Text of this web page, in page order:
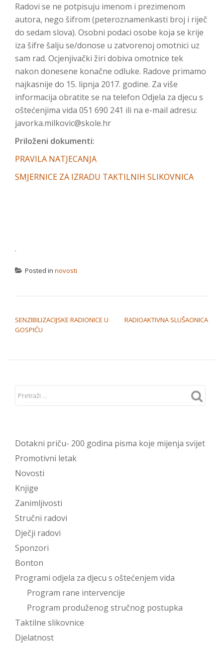
Radovi se ne potpisuju imenom i prezimenom
autora, nego šifrom (peteroznamenkasti broj i riječ
do sedam slova). Osobni podaci osobe koja se krije
iza šifre šalju se/donose u zatvorenoj omotnici uz
sam rad. Ocjenjivački žiri dobiva omotnice tek
nakon donesene konačne odluke. Radove primamo
najkasnije do 15. lipnja 2017. godine. Za više
informacija obratite se na telefon Odjela za djecu s
oštećenjima vida 051 690 241 ili na e-mail adresu:
javorka.milkovic@skole.hr
Priloženi dokumenti:
PRAVILA NATJECANJA
SMJERNICE ZA IZRADU TAKTILNIH SLIKOVNICA
.
Posted in novosti
SENZIBILIZACIJSKE RADIONICE U
GOSPIĆU
RADIOAKTIVNA SLUŠAONICA
Dotakni priču- 200 godina pisma koje mijenja svijet
Promotivni letak
Novosti
Knjige
Zanimljivosti
Stručni radovi
Dječji radovi
Sponzori
Bonton
Programi odjela za djecu s oštećenjem vida
Program rane intervencije
Program produženog stručnog postupka
Taktilne slikovnice
Djelatnost